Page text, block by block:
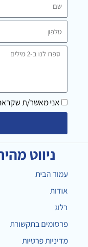
טלפון
ספרו
מילים
אני מאשר/ת
ניווט
עמוד הבית
אודות
בלוג
פרסומים בתקשורת
מדיניות פרטיות